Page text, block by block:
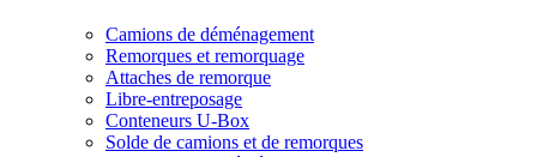
Camions de déménagement
Remorques et remorquage
Attaches de remorque
Libre-entreposage
Conteneurs U-Box
Solde de camions et de remorques